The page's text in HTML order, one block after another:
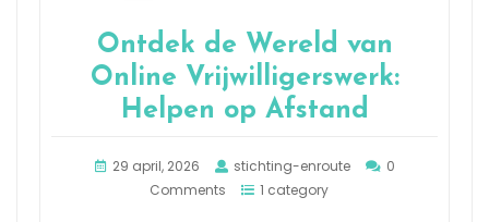
Ontdek de Wereld van
Online Vrijwilligerswerk:
Helpen op Afstand
29 april, 2026 stichting-enroute
0
Comments
1 category